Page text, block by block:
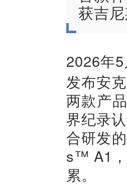
获吉
2026年
发布安
两款产
界纪录
合研发
s™ A1，
累。